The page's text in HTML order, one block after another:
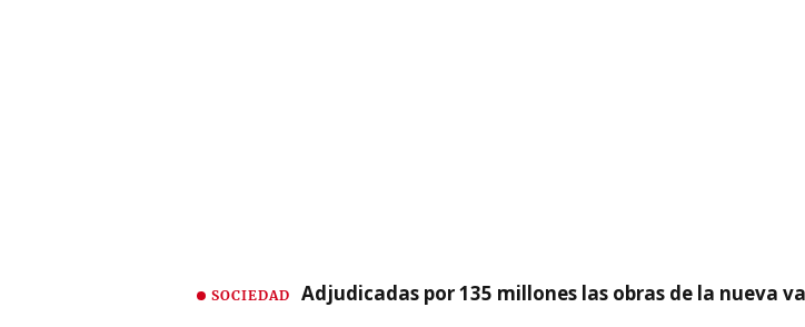
SOCIEDAD Adjudicadas por 135 millones las obras de la nueva